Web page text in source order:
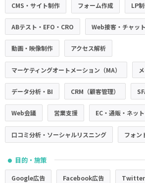
CMS・サイト制作 フォーム作成 LP
ABテスト・EFO・CRO Web接客・チャッ
動画・映像制作 アクセス解析
マーケティングオートメーション（MA）
データ分析・BI CRM（顧客管理）
Web会議 営業支援 EC・通販・ネッ
口コミ分析・ソーシャルリスニング フォン
● 目的・施策
Google広告 Facebook広告 Twitter